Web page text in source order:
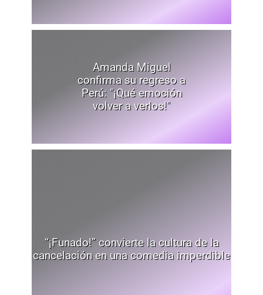
Amanda Miguel
confirma su regreso a
Perú: "¡Qué emoción
volver a verlos!"
“¡Funado!” convierte la cultura de la
cancelación en una comedia imperdible